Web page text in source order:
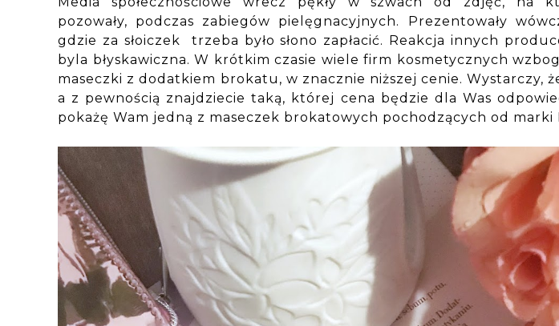
pozowały, podczas zabiegów pielęgnacyjnych. Prezentowały
gdzie za słoiczek trzeba było słono zapłacić. Reakcja innych
byla błyskawiczna. W krótkim czasie wiele firm kosmetycznych
maseczki z dodatkiem brokatu, w znacznie niższej cenie. Wystarczy,
a z pewnością znajdziecie taką, której cena będzie dla Was
pokażę Wam jedną z maseczek brokatowych pochodzących od marki